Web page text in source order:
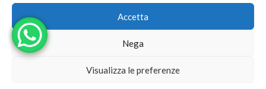
Accetta
Nega
Visualizza le preferenze
Powered byReal.Pro.Webcopyright© 2026 in collaborazione con
Mac Sistemi